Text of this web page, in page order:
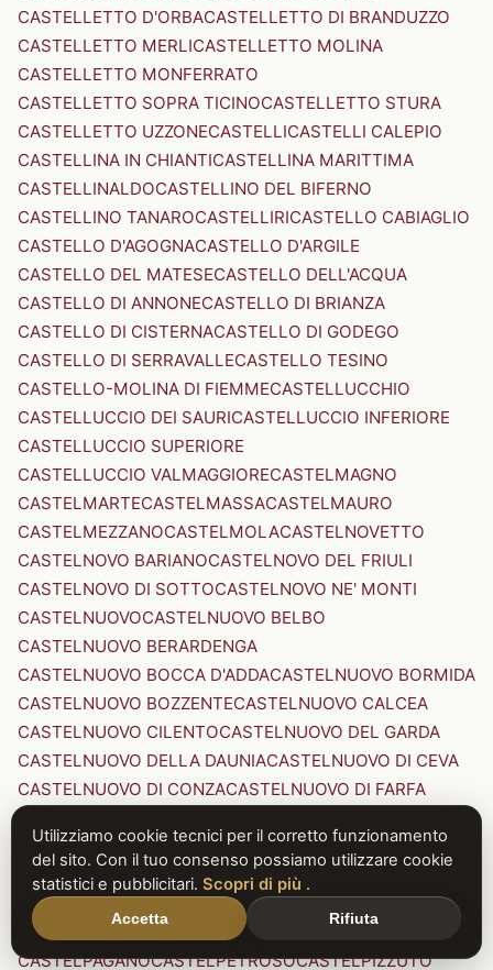
CASTELLETTO D'ORBACASTELLETTO DI BRANDUZZO
CASTELLETTO MERLICASTELLETTO MOLINA
CASTELLETTO MONFERRATO
CASTELLETTO SOPRA TICINOCASTELLETTO STURA
CASTELLETTO UZZONECASTELLICASTELLI CALEPIO
CASTELLINA IN CHIANTICASTELLINA MARITTIMA
CASTELLINALDOCASTELLINO DEL BIFERNO
CASTELLINO TANAROCASTELLIRICASTELLO CABIAGLIO
CASTELLO D'AGOGNACASTELLO D'ARGILE
CASTELLO DEL MATESECASTELLO DELL'ACQUA
CASTELLO DI ANNONECASTELLO DI BRIANZA
CASTELLO DI CISTERNACASTELLO DI GODEGO
CASTELLO DI SERRAVALLECASTELLO TESINO
CASTELLO-MOLINA DI FIEMMECASTELLUCCHIO
CASTELLUCCIO DEI SAURICASTELLUCCIO INFERIORE
CASTELLUCCIO SUPERIORE
CASTELLUCCIO VALMAGGIORECASTELMAGNO
CASTELMARTECASTELMASSACASTELMAURO
CASTELMEZZANOCASTELMOLACASTELNOVETTO
CASTELNOVO BARIANOCASTELNOVO DEL FRIULI
CASTELNOVO DI SOTTOCASTELNOVO NE' MONTI
CASTELNUOVOCASTELNUOVO BELBO
CASTELNUOVO BERARDENGA
CASTELNUOVO BOCCA D'ADDACASTELNUOVO BORMIDA
CASTELNUOVO BOZZENTECASTELNUOVO CALCEA
CASTELNUOVO CILENTOCASTELNUOVO DEL GARDA
CASTELNUOVO DELLA DAUNIACASTELNUOVO DI CEVA
CASTELNUOVO DI CONZACASTELNUOVO DI FARFA
CASTELNUOVO DI PORTO CASTELNUOVO DON BOSCO
CASTELNUOVO MAGRACASTELNUOVO NIGRA
CASTELNUOVO PARANOCASTELNUOVO RANGONE
CASTELNUOVO SCRIVIA
CASTELNUOVO VAL DI CECINA
CASTELPAGANOCASTELPETROSOCASTELPIZZUTO
Utilizziamo cookie tecnici per il corretto funzionamento
del sito. Con il tuo consenso possiamo utilizzare cookie
statistici e pubblicitari. Scopri di più .
Accetta Rifiuta